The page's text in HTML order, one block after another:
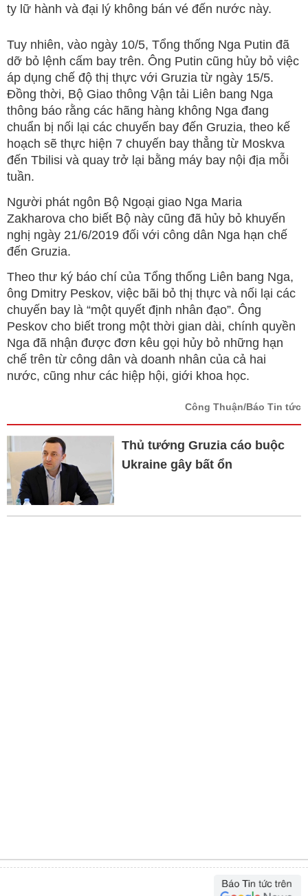
ty lữ hành và đại lý không bán vé đến nước này.
Tuy nhiên, vào ngày 10/5, Tổng thống Nga Putin đã
dỡ bỏ lệnh cấm bay trên. Ông Putin cũng hủy bỏ việc
áp dụng chế độ thị thực với Gruzia từ ngày 15/5.
Đồng thời, Bộ Giao thông Vận tải Liên bang Nga
thông báo rằng các hãng hàng không Nga đang
chuẩn bị nối lại các chuyến bay đến Gruzia, theo kế
hoạch sẽ thực hiện 7 chuyến bay thẳng từ Moskva
đến Tbilisi và quay trở lại bằng máy bay nội địa mỗi
tuần.
Người phát ngôn Bộ Ngoại giao Nga Maria
Zakharova cho biết Bộ này cũng đã hủy bỏ khuyến
nghị ngày 21/6/2019 đối với công dân Nga hạn chế
đến Gruzia.
Theo thư ký báo chí của Tổng thống Liên bang Nga,
ông Dmitry Peskov, việc bãi bỏ thị thực và nối lại các
chuyến bay là “một quyết định nhân đạo”. Ông
Peskov cho biết trong một thời gian dài, chính quyền
Nga đã nhận được đơn kêu gọi hủy bỏ những hạn
chế trên từ công dân và doanh nhân của cả hai
nước, cũng như các hiệp hội, giới khoa học.
Công Thuận/Báo Tin tức
Thủ tướng Gruzia cáo buộc
Ukraine gây bất ổn